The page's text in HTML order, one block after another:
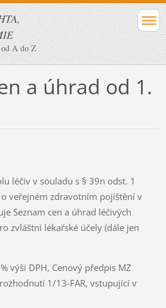
A do Z
a úhrad od 1.
léčiv v souladu s § 39n odst. 1
veřejném zdravotním pojištění v
Seznam cen a úhrad léčivých
zvláštní lékařské účely (dále jen
výši DPH, Cenový předpis MZ
1/13-FAR, vstupující v